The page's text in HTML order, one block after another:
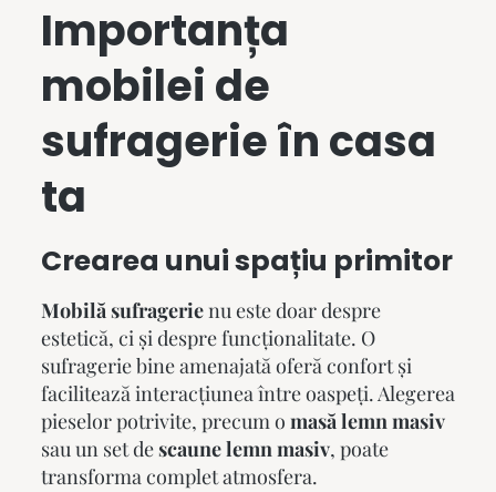
Importanța
mobilei de
sufragerie în casa
ta
Crearea unui spațiu primitor
Mobilă sufragerienu este doar despre
estetică, ci și despre funcționalitate. O
sufragerie bine amenajată oferă confort și
facilitează interacțiunea între oaspeți. Alegerea
pieselor potrivite, precum o masă lemn masiv
sau un set descaune lemn masiv, poate
transforma complet atmosfera.